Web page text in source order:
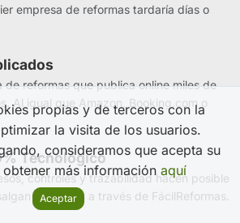
propias y de terceros con la
la visita de los usuarios.
consideramos que acepta su
obtener más información aquí
Aceptar
empresa de reformas tardaría días o
de reformas que publica online miles de
Al igual que Amazon, Booking.com o
Tecnológico
controles y trazabilidad hacen posible
perfectas a través de FácilReformas.